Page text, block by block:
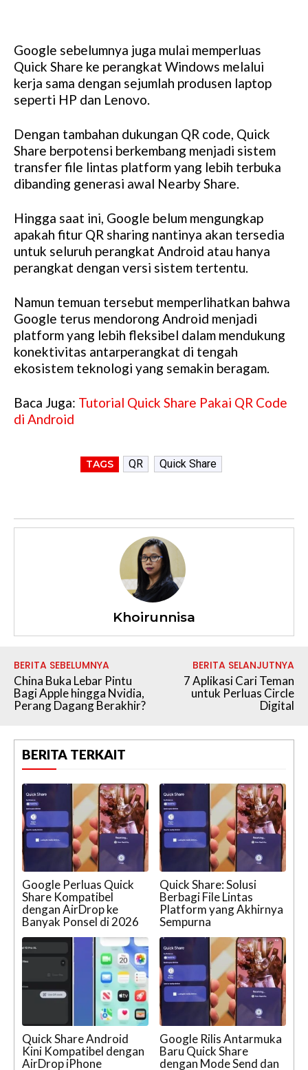
Google sebelumnya juga mulai memperluas
Quick Share ke perangkat Windows melalui
kerja sama dengan sejumlah produsen laptop
seperti HP dan Lenovo.
Dengan tambahan dukungan QR code, Quick
Share berpotensi berkembang menjadi sistem
transfer file lintas platform yang lebih terbuka
dibanding generasi awal Nearby Share.
Hingga saat ini, Google belum mengungkap
apakah fitur QR sharing nantinya akan tersedia
untuk seluruh perangkat Android atau hanya
perangkat dengan versi sistem tertentu.
Namun temuan tersebut memperlihatkan bahwa
Google terus mendorong Android menjadi
platform yang lebih fleksibel dalam mendukung
konektivitas antarperangkat di tengah
ekosistem teknologi yang semakin beragam.
Baca Juga: Tutorial Quick Share Pakai QR Code
di Android
TAGS QR Quick Share
Khoirunnisa
BERITA SEBELUMNYA
China Buka Lebar Pintu
Bagi Apple hingga Nvidia,
Perang Dagang Berakhir?
BERITA SELANJUTNYA
7 Aplikasi Cari Teman
untuk Perluas Circle
Digital
BERITA TERKAIT
Google Perluas Quick
Share Kompatibel
dengan AirDrop ke
Banyak Ponsel di 2026
Quick Share: Solusi
Berbagi File Lintas
Platform yang Akhirnya
Sempurna
Quick Share Android
Kini Kompatibel dengan
AirDrop iPhone
Google Rilis Antarmuka
Baru Quick Share
dengan Mode Send dan